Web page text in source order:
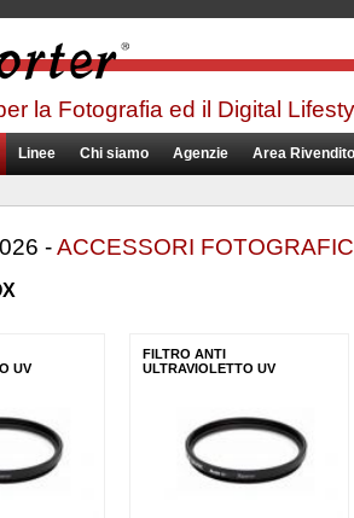
la Fotografia ed il Digital
Linee Chi siamo Agenzie Area
-ACCESSORI
UV
FILTRO ANTI
ULTRAVIOLETTO UV